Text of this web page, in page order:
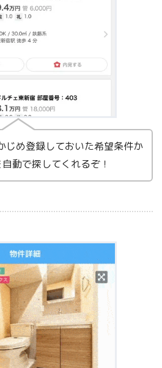
じめ登録しておいた希望条件か
動で探してくれるぞ！